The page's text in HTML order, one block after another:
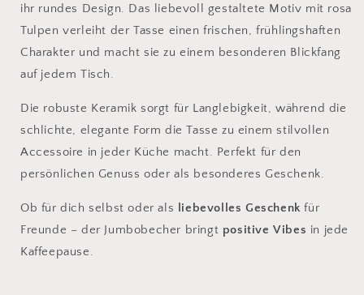
ihr rundes Design. Das liebevoll gestaltete Motiv mit rosa
Tulpen verleiht der Tasse einen frischen, frühlingshaften
Charakter und macht sie zu einem besonderen Blickfang
auf jedem Tisch.
Die robuste Keramik sorgt für Langlebigkeit, während die
schlichte, elegante Form die Tasse zu einem stilvollen
Accessoire in jeder Küche macht. Perfekt für den
persönlichen Genuss oder als besonderes Geschenk.
Ob für dich selbst oder als liebevolles Geschenk für
Freunde – der Jumbobecher bringt positive Vibes in jede
Kaffeepause.